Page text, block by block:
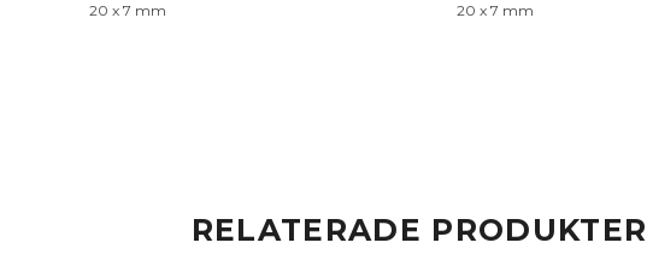
20 x 7 mm
20 x 7 mm
RELATERADE PRODUKTER